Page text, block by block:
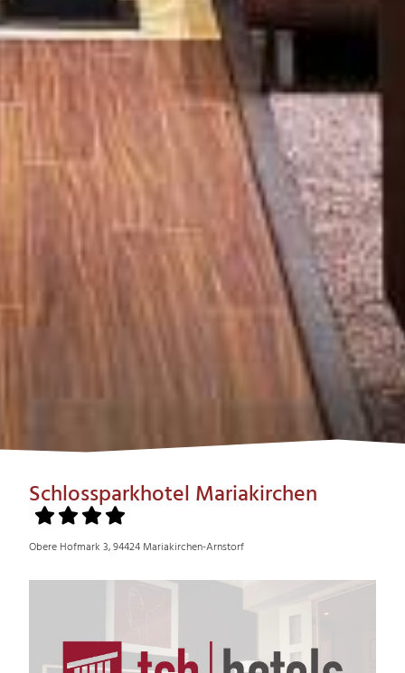
Schlossparkhotel Mariakirchen
Obere Hofmark 3, 94424 Mariakirchen-Arnstorf